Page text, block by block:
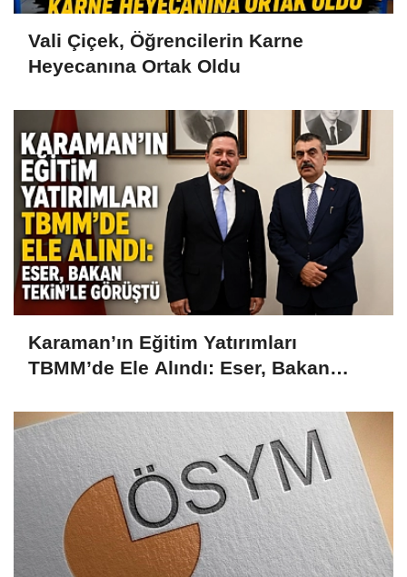
Vali Çiçek, Öğrencilerin Karne
Heyecanına Ortak Oldu
Karaman’ın Eğitim Yatırımları
TBMM’de Ele Alındı: Eser, Bakan